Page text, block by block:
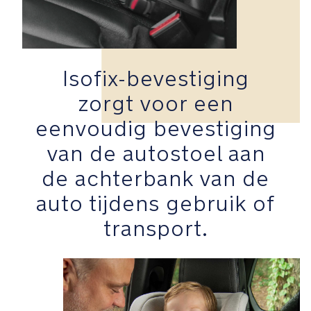
gemakkelijk
is
riempadindicatoren
risico
gebruikersfouten
te
verminderen
zorgt
voor
een
eenvoudig
Isofix-bevestiging
zorgt voor een
eenvoudig bevestiging
van de autostoel aan
de achterbank van de
auto tijdens gebruik of
transport.